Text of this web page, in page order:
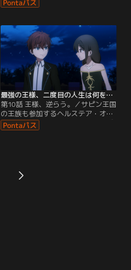
との再会を喜ぶ。アーサーはレイノ
を家族に披露するが、その魔術の才
能を目の当たりにしたヴィンセン
ト・ヘルステアはある提案をもちか
ける。それは最高峰の魔術学校であ
るキシラス・アカデミーへの入学だ
った。
最強の王様、二度目の人生は何をする？ 第10話
第10話 王様、逆らう。／サピン王国
の王族も参加するヘルステア・オー
クションが開かれる。アーサーはヴ
ィンセントの好意で会場へ入ること
とに気付く。シルビーに目を付けた
のはサピン王家に仕える宮廷魔術師